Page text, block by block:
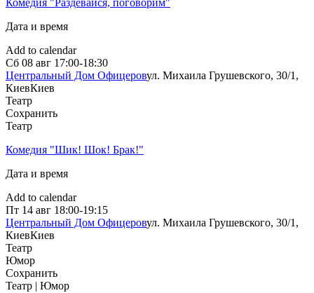
Комедия "Раздевайся, поговорим"
Дата и время
Add to calendar
Сб 08 авг 17:00-18:30
Центральный Дом Офицеровул. Михаила Грушевского, 30/1,
КиевКиев
Театр
Сохранить
Театр
Комедия "Шик! Шок! Брак!"
Дата и время
Add to calendar
Пт 14 авг 18:00-19:15
Центральный Дом Офицеровул. Михаила Грушевского, 30/1,
КиевКиев
Театр
Юмор
Сохранить
Театр | Юмор